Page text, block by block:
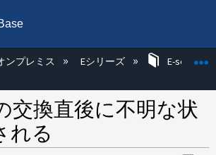
階層を展開/折りたたむ
ンプレミス Eシリーズ E-series
交換直後に不明な状
れる